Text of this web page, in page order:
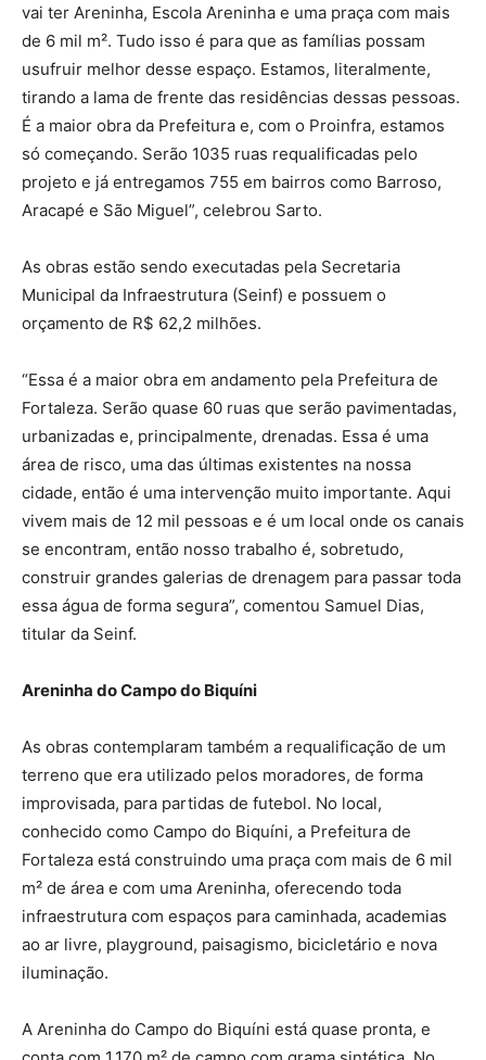
vai ter Areninha, Escola Areninha e uma praça com mais
de 6 mil m². Tudo isso é para que as famílias possam
usufruir melhor desse espaço. Estamos, literalmente,
tirando a lama de frente das residências dessas pessoas.
É a maior obra da Prefeitura e, com o Proinfra, estamos
só começando. Serão 1035 ruas requalificadas pelo
projeto e já entregamos 755 em bairros como Barroso,
Aracapé e São Miguel”, celebrou Sarto.
As obras estão sendo executadas pela Secretaria
Municipal da Infraestrutura (Seinf) e possuem o
orçamento de R$ 62,2 milhões.
“Essa é a maior obra em andamento pela Prefeitura de
Fortaleza. Serão quase 60 ruas que serão pavimentadas,
urbanizadas e, principalmente, drenadas. Essa é uma
área de risco, uma das últimas existentes na nossa
cidade, então é uma intervenção muito importante. Aqui
vivem mais de 12 mil pessoas e é um local onde os canais
se encontram, então nosso trabalho é, sobretudo,
construir grandes galerias de drenagem para passar toda
essa água de forma segura”, comentou Samuel Dias,
titular da Seinf.
Areninha do Campo do Biquíni
As obras contemplaram também a requalificação de um
terreno que era utilizado pelos moradores, de forma
improvisada, para partidas de futebol. No local,
conhecido como Campo do Biquíni, a Prefeitura de
Fortaleza está construindo uma praça com mais de 6 mil
m² de área e com uma Areninha, oferecendo toda
infraestrutura com espaços para caminhada, academias
ao ar livre, playground, paisagismo, bicicletário e nova
iluminação.
A Areninha do Campo do Biquíni está quase pronta, e